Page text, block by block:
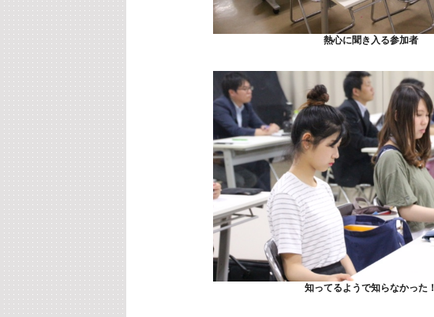
熱心に聞き入る参加者
知ってるようで知らなかった！